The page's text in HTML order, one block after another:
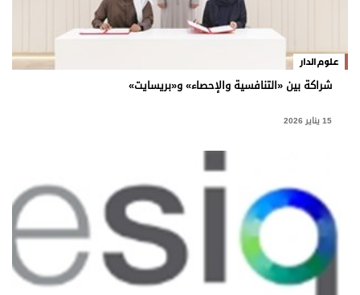
علوم الدار
شراكة بين «التنافسية والإحصاء» و«بريسايت»
15 يناير 2026